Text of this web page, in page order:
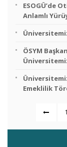
ESOGÜ’de
Anlamlı
ÖSYM
Emeklilik
1